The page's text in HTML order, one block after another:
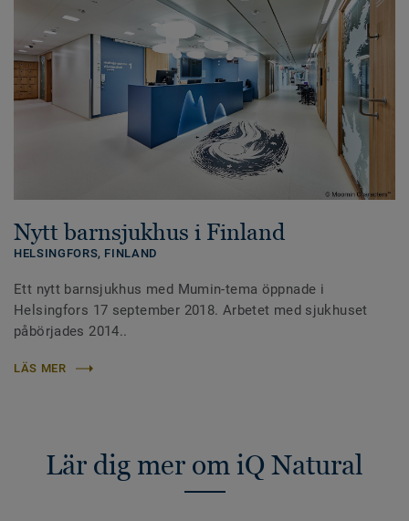
Nytt barnsjukhus i Finland
HELSINGFORS, FINLAND
Ett nytt barnsjukhus med Mumin-tema öppnade i
Helsingfors 17 september 2018. Arbetet med sjukhuset
påbörjades 2014..
LÄS MER
Lär dig mer om iQ Natural